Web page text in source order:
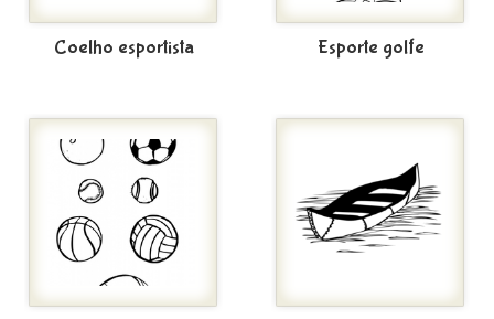
Coelho esportista Esporte golfe